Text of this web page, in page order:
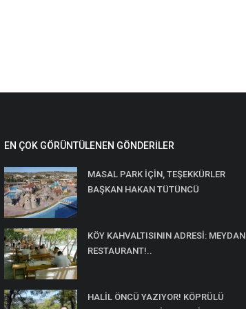
EN ÇOK GÖRÜNTÜLENEN GÖNDERILER
MASAL PARK İÇİN, TEŞEKKÜRLER
BAŞKAN HAKAN TÜTÜNCÜ
KÖY KAHVALTISININ ADRESİ: MEYDAN
RESTAURANT!..
HALİL ÖNCÜ YAZIYOR! KÖPRÜLÜ